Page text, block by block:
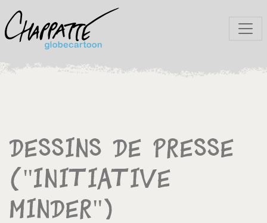
Dessins de presse
("Initiative
Minder")